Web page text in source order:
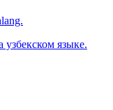
языке.